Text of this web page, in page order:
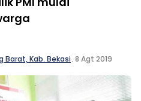
Barat, Kab. Bekasi. 8 Agt 2019